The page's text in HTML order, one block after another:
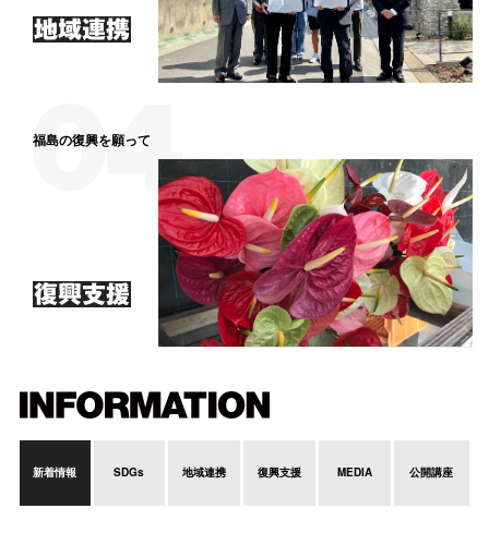
地域連携
福島の復興を願って
復興支援
新着情報 SDGs 地域連携 復興支援 MEDIA 公開講座